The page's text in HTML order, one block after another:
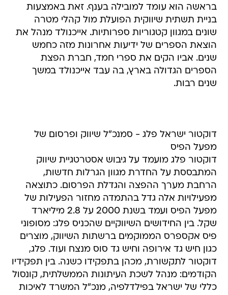
בראשה הוא עומד למובילה בענף. זאת באמצעות
בניית תשתית שיווקית הפועלת מול קהלי מטרה
שונים במגוון קטגוריות ספרותיות. אייכנולד מנהל את
הוצאת הספרים של ידיעות אחרונות מזה כחמש
שנים. אביו הקים את ספרי חמד, חברת הפצת
הספרים הגדולה בארץ, בה עבד אייכנולד במשך
שנים רבות.
דוקטור ישראל פלג - סמנכ"ל שיווק ופרסום של
מפעל הפיס
דוקטור פלג מועמד על גיבוש אסטרטגיית שיווק
המתבססת על החדרת מגוון הגרלות חדשות,
הרחבת מערך ההפצה והגדלת הפרסום. כתוצאה
מפעילויות אלה גדל בהתמדה מחזור הפעילות של
מפעל הפיס ועמד בשנת 2000 על 2.8 מיליארד
שקל. בין החידושים השיווקיים שהכניס פלג: מסופוני
פיס אקספרס הממוקמים ברשתות השיווק, מוצרים
כגון חיש גד אירופה וחיש גד סוס מנצח ועוד. פלג,
דוקטור לתקשורת, מכהן בתפקידו כשנה. בין תפקידיו
הקודמים: מנהל לשכת העיתונות הממשלתית, קונסול
כללי של ישראל בפילדלפיה, מנכ"ל המשרד לאיכות